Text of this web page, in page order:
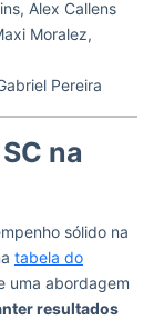
Alex Callens
Moralez,
Pereira
na
sólido na
tabela do
uma abordagem
resultados